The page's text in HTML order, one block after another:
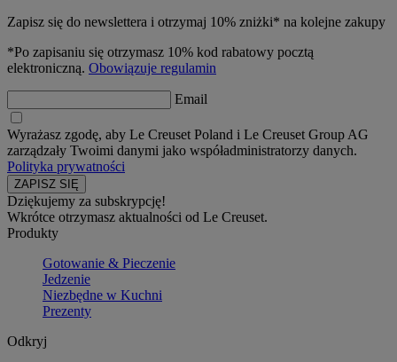
Zapisz się do newslettera i otrzymaj 10% zniżki* na kolejne zakupy
*Po zapisaniu się otrzymasz 10% kod rabatowy pocztą
elektroniczną. Obowiązuje regulamin
Email
Wyrażasz zgodę, aby Le Creuset Poland i Le Creuset Group AG
zarządzały Twoimi danymi jako współadministratorzy danych.
Polityka prywatności
Dziękujemy za subskrypcję!
Wkrótce otrzymasz aktualności od Le Creuset.
Produkty
Gotowanie & Pieczenie
Jedzenie
Niezbędne w Kuchni
Prezenty
Odkryj